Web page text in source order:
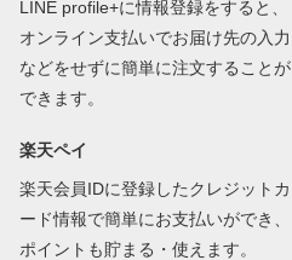
LINE profile+に情報登録をすると、
オンライン支払いでお届け先の入力
などをせずに簡単に注文することが
できます。
楽天ペイ
楽天会員IDに登録したクレジットカ
ード情報で簡単にお支払いができ、
ポイントも貯まる・使えます。